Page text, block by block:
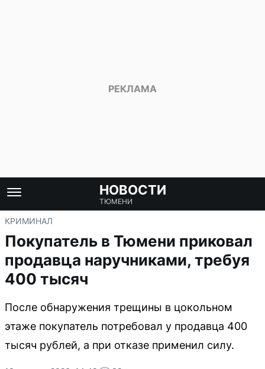
НОВОСТИ
ТЮМЕНИ
КРИМИНАЛ
Покупатель в Тюмени приковал
продавца наручниками, требуя
400 тысяч
После обнаружения трещины в цокольном
этаже покупатель потребовал у продавца 400
тысяч рублей, а при отказе применил силу.